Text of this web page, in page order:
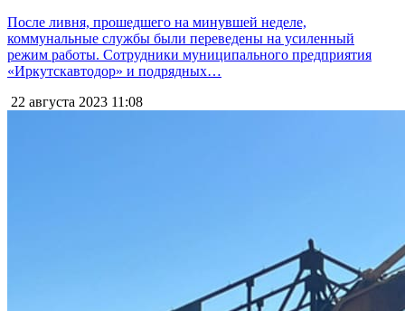
После ливня, прошедшего на минувшей неделе,
коммунальные службы были переведены на усиленный
режим работы. Сотрудники муниципального предприятия
«Иркутскавтодор» и подрядных…
22 августа 2023 11:08